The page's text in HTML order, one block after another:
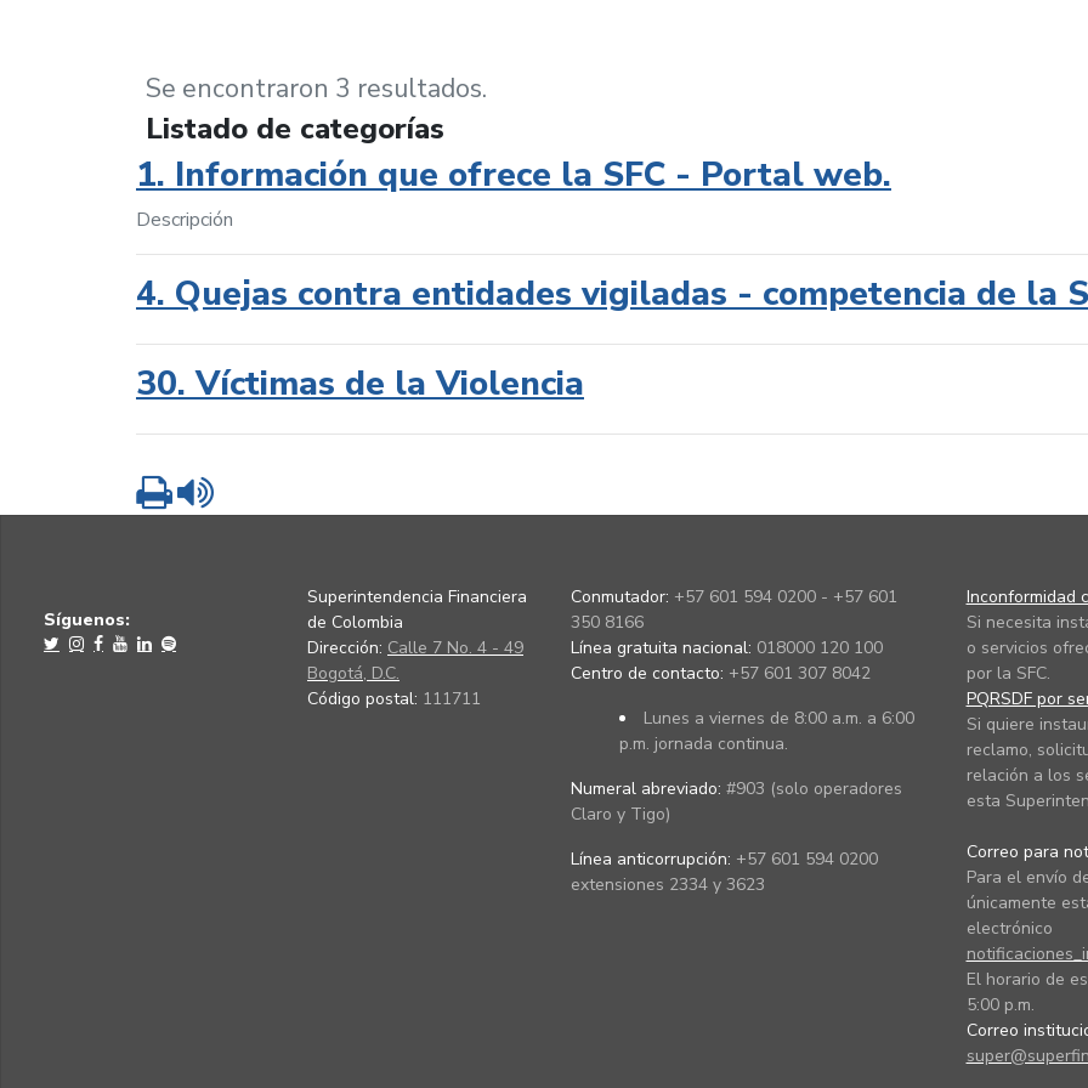
Se encontraron 3 resultados.
Listado de categorías
1. Información que ofrece la SFC - Portal web.
Descripción
4. Quejas contra entidades vigiladas - competencia de la
30. Víctimas de la Violencia
Imprimir
Síguenos:
Superintendencia Financiera
de Colombia
Dirección: Calle 7 No. 4 - 49
Bogotá, D.C.
Código postal: 111711
Conmutador: +57 601 594 0200 - +57 601
350 8166
Línea gratuita nacional: 018000 120 100
Centro de contacto: +57 601 307 8042
Lunes a viernes de 8:00 a.m. a 6:00
p.m. jornada continua.
Numeral abreviado: #903 (solo operadores
Claro y Tigo)
Línea anticorrupción: +57 601 594 0200
extensiones 2334 y 3623
Inconformidad
Si necesita
o servicios
por la SFC.
PQRSDF por
Si quiere
reclamo,
relación a los
esta
Correo para
Para el envío
únicamente
electrónico
El horario de
5:00 p.m.
Correo